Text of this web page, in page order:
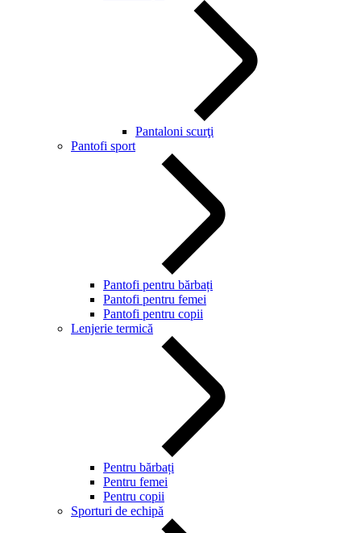
Pantaloni scurţi
Pantofi sport
Pantofi pentru bărbați
Pantofi pentru femei
Pantofi pentru copii
Lenjerie termică
Pentru bărbați
Pentru femei
Pentru copii
Sporturi de echipă